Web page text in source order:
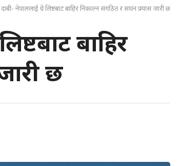
दाबी- नेपाललाई ग्रे लिष्टबाट बाहिर निकाल्न संगठित र सघन प्रयास जारी छ
बाहिर
छ